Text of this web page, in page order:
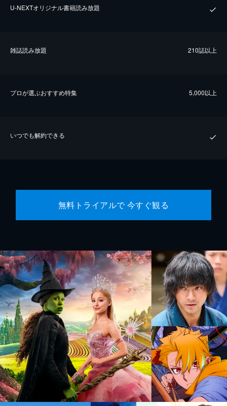
U-NEXTオリジナル書籍読み放題
雑誌読み放題 210誌以上
プロが選ぶおすすめ特集 5,000以上
いつでも解約できる
無料トライアルで 今すぐ観る